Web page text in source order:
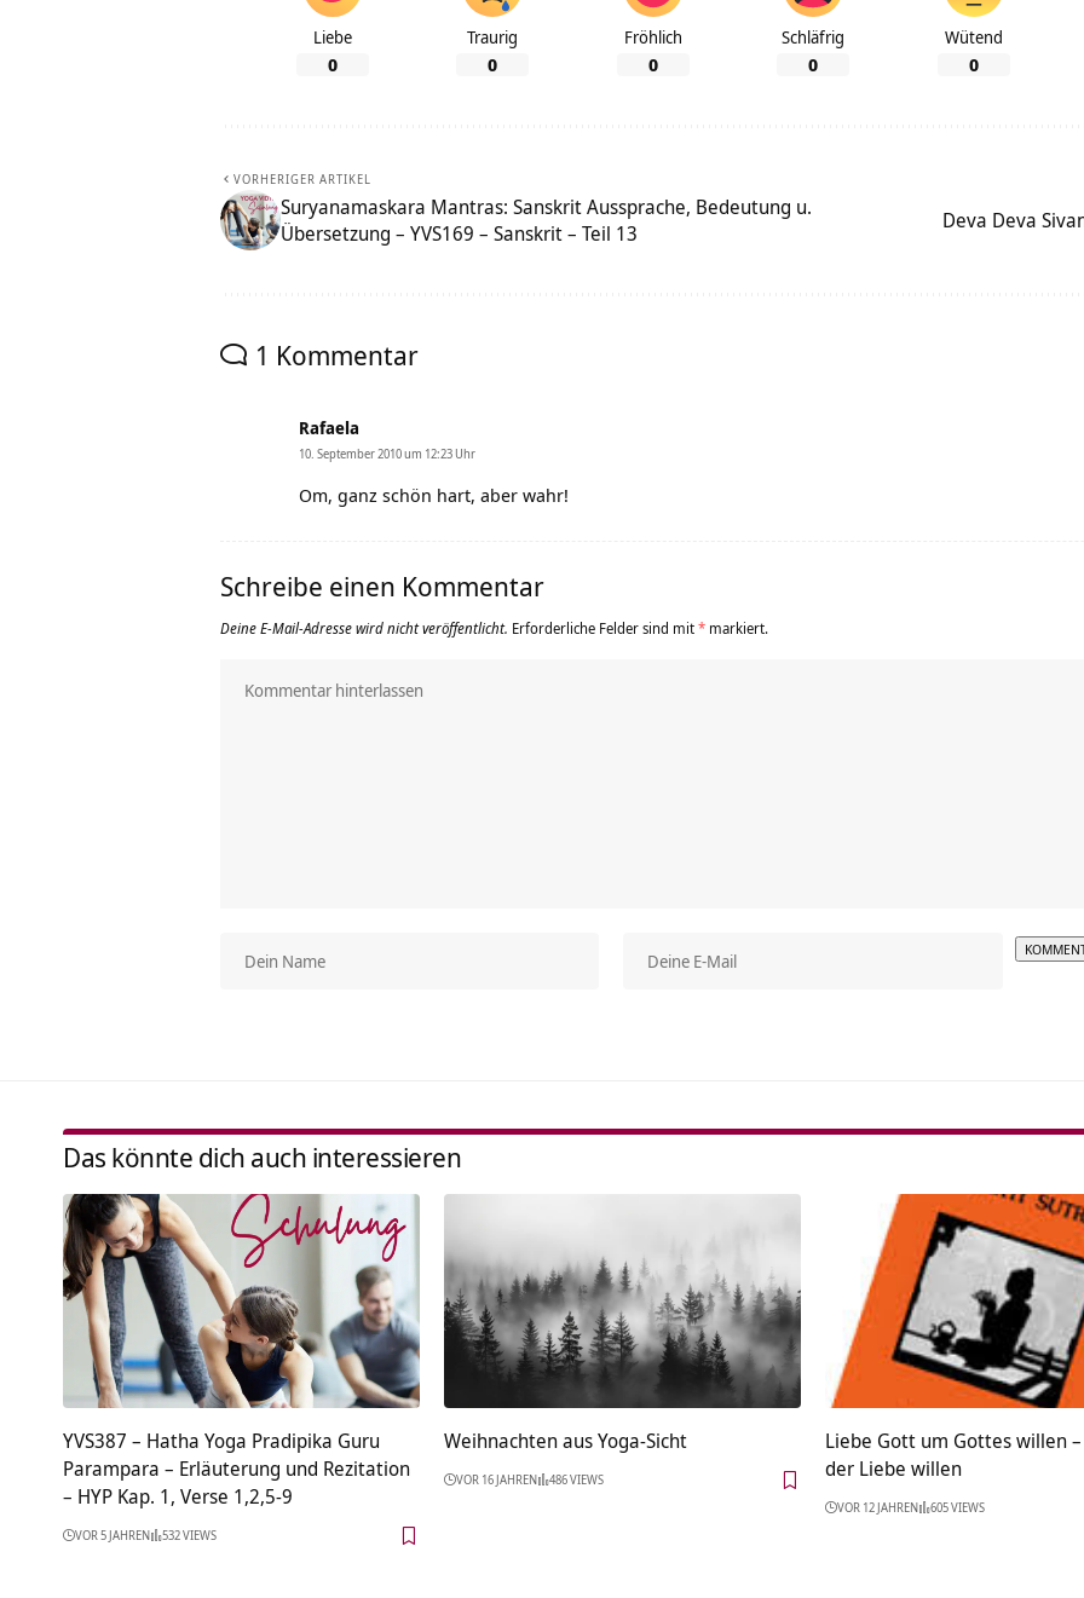
Liebe
0
Traurig
0
Fröhlich
0
Schläfrig
0
Wütend
0
VORHERIGER ARTIKEL
Suryanamaskara Mantras: Sanskrit Aussprache, Bedeutung u.
Übersetzung – YVS169 – Sanskrit – Teil 13
Deva Deva
1 Kommentar
Rafaela
10. September 2010 um 12:23 Uhr
Om, ganz schön hart, aber wahr!
Schreibe einen Kommentar
Deine E-Mail-Adresse wird nicht veröffentlicht. Erforderliche Felder sind mit* markiert.
Das könnte dich auch interessieren
YVS387 – Hatha Yoga Pradipika Guru
Parampara – Erläuterung und Rezitation
– HYP Kap. 1, Verse 1,2,5-9
VOR 5 JAHREN 532 VIEWS
Weihnachten aus Yoga-Sicht
VOR 16 JAHREN 486 VIEWS
Liebe Gott um Gottes willen
der Liebe willen
VOR 12 JAHREN 605 VIEWS